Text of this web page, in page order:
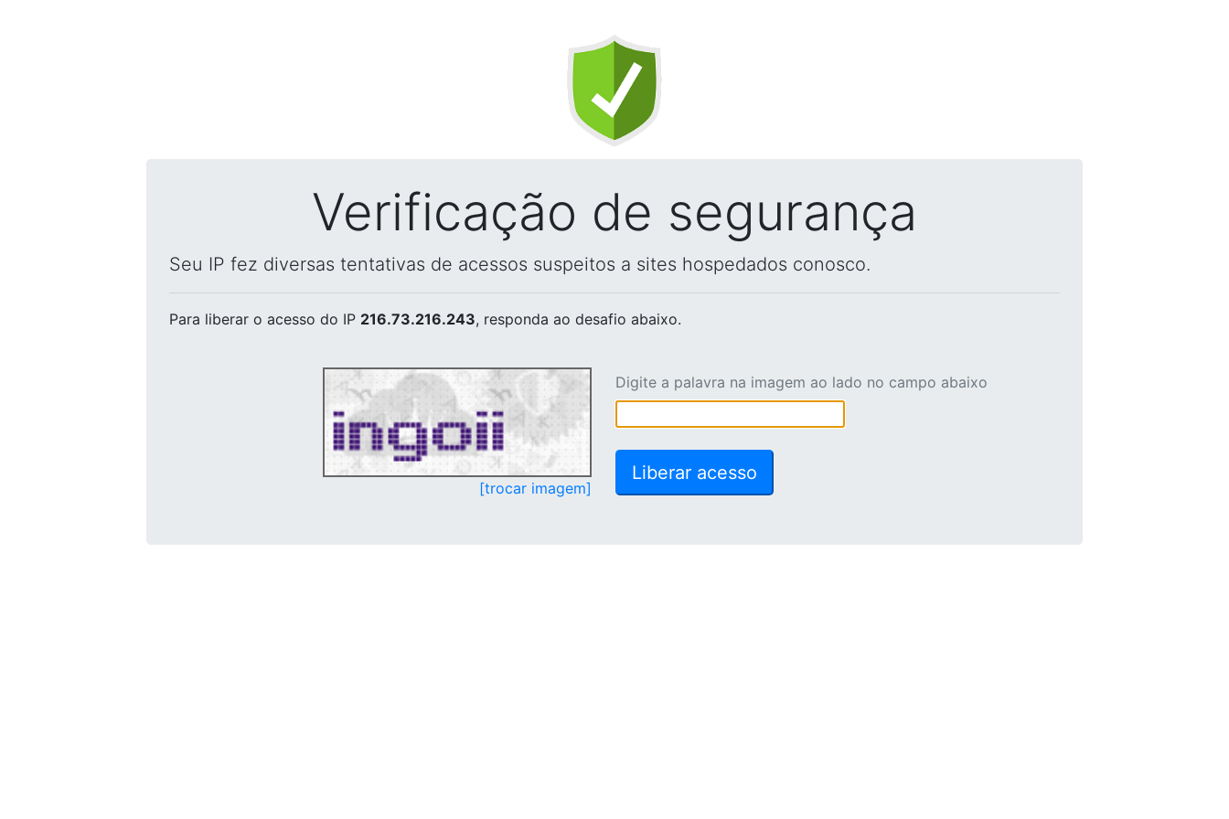
Verificação de segurança
Seu IP fez diversas tentativas de acessos suspeitos a sites hospedados conosco.
Para liberar o acesso do IP 216.73.216.243, responda ao desafio abaixo.
[trocar imagem]
Digite a palavra na imagem ao lado no campo abaixo